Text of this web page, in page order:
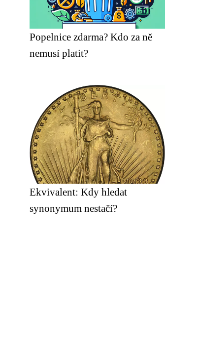
Popelnice zdarma? Kdo za ně
nemusí platit?
Ekvivalent: Kdy hledat
synonymum nestačí?